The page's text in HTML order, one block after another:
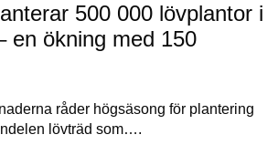
500 000 lövplantor i
en ökning med 150
råder högsäsong för plantering
lövträd som….